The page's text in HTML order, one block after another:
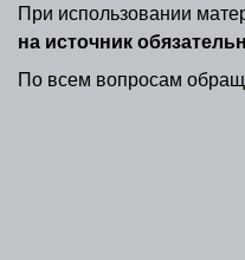
При использовании
на источник
По всем вопросам